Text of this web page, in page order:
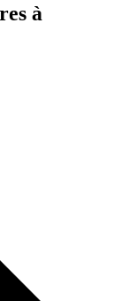
à